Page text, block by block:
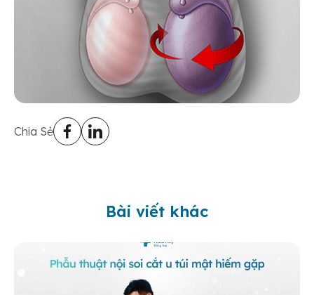
Chia Sẻ
Bài viết khác